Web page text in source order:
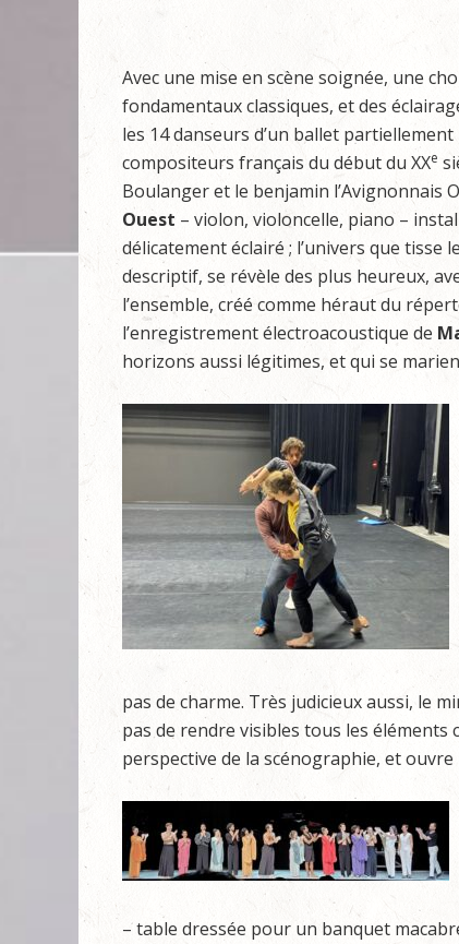
Avec une mise en scène soignée, une
fondamentaux classiques, et des
les 14 danseurs d’un ballet
compositeurs français du début du XXe
Boulanger et le benjamin l’Avignonnais
Ouest – violon, violoncelle, piano –
délicatement éclairé ; l’univers que
descriptif, se révèle des plus heureux,
l’ensemble, créé comme héraut du
l’enregistrement électroacoustique de
horizons aussi légitimes, et qui se
pas de charme. Très judicieux aussi, le
pas de rendre visibles tous les
perspective de la scénographie, et
– table dressée pour un banquet